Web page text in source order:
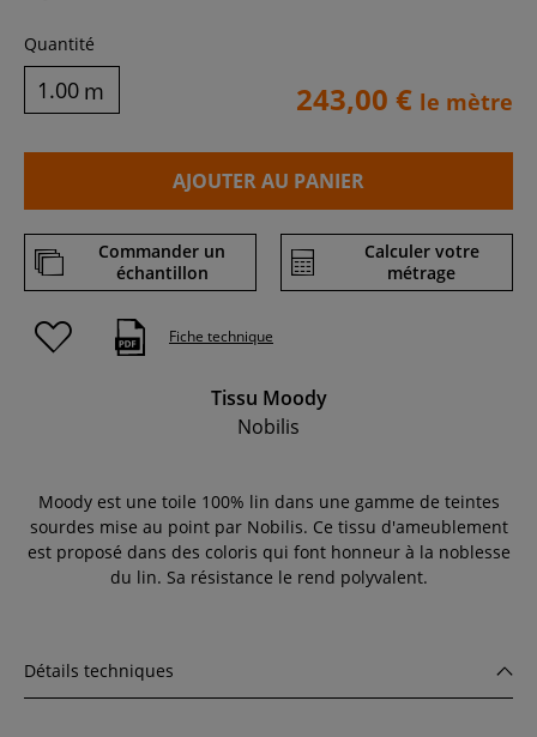
Quantité
m 243,00 € le mètre
AJOUTER AU PANIER
Commander un
échantillon
Calculer votre
métrage
Fiche technique
Tissu Moody
Nobilis
Moody est une toile 100% lin dans une gamme de teintes
sourdes mise au point par Nobilis. Ce tissu d'ameublement
est proposé dans des coloris qui font honneur à la noblesse
du lin. Sa résistance le rend polyvalent.
Détails techniques